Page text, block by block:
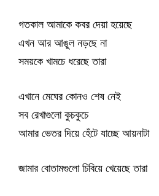
গতকাল আমাকে কবর দেয়া হয়েছে
এখন আর আঙুল নড়ছে না
সময়কে খামচে ধরেছে তারা
এখানে মেঘের কোনও শেষ নেই
সব রেখাগুলো কুচকুচে
আমার ভেতর দিয়ে হেঁটে যাচ্ছে আয়নাটা
জামার বোতামগুলো চিবিয়ে খেয়েছে তারা